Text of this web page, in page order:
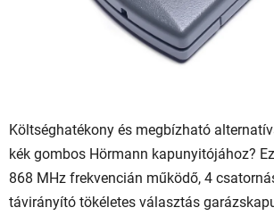
Költséghatékony és megbízható
kék gombos Hörmann kapunyitójához?
868 MHz frekvencián működő, 4
távirányító tökéletes választás